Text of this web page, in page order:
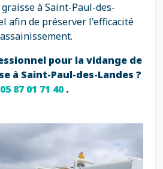
à Saint-Paul-des-
afin de préserver l'efficacité
pour la vidange de
à Saint-Paul-des-Landes ?
05 87 01 71 40.